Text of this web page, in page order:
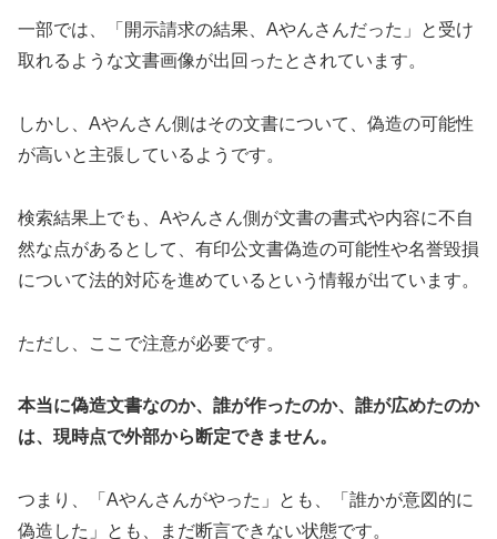
一部では、「開示請求の結果、Aやんさんだった」と受け
取れるような文書画像が出回ったとされています。
しかし、Aやんさん側はその文書について、偽造の可能性
が高いと主張しているようです。
検索結果上でも、Aやんさん側が文書の書式や内容に不自
然な点があるとして、有印公文書偽造の可能性や名誉毀損
について法的対応を進めているという情報が出ています。
ただし、ここで注意が必要です。
本当に偽造文書なのか、誰が作ったのか、誰が広めたのか
は、現時点で外部から断定できません。
つまり、「Aやんさんがやった」とも、「誰かが意図的に
偽造した」とも、まだ断言できない状態です。